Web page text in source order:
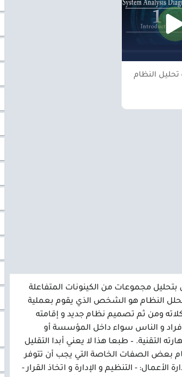
النظام
مجموعات من الكينونات المتفاعلة
النظام هو الشخص الذي يقوم بعملية
ومن ثم تصميم نظام جديد و إقامته
و الناس سواء داخل المؤسسة أو
التقنية. – طبعا هذا لا يعني أبدا التقليل
بعض الصفات الخاصة التي يجب أن تتوفر
الأعمال: - التنظيم و الإدارة و اتخاذ القرار -